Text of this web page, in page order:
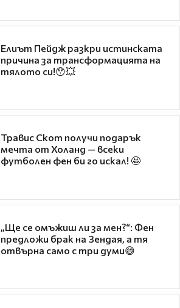
Елиът Пейдж разкри истинската
причина за трансформацията на
тялото си!😯💥
Травис Скот получи подарък
мечта от Холанд — всеки
футболен фен би го искал! 🤩
„Ще се омъжиш ли за мен?“: Фен
предложи брак на Зендая, а тя
отвърна само с три думи😅